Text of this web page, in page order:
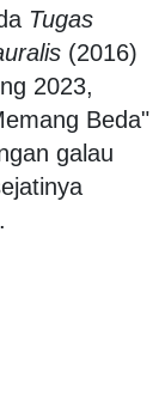
Tugas
(2016)
2023,
Beda"
galau